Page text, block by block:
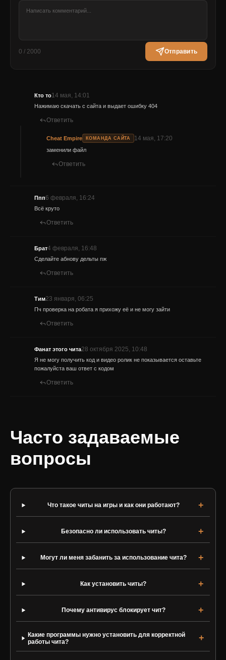
0 / 2000 Отправить
Кто то14 мая, 14:01
Нажимаю скачать с сайта и выдает ошибку 404
Ответить
Cheat Empire КОМАНДА САЙТА 14 мая, 17:20
заменили файл
Ответить
Ппп6 февраля, 16:24
Всё круто
Ответить
Брат4 февраля, 16:48
Сделайте абнову дельты пж
Ответить
Тим23 января, 06:25
Пч проверка на робата я прихожу её и не могу зайти
Ответить
Фанат этого чита28 октября 2025, 10:48
Я не могу получить код и видео ролик не показывается оставьте
пожалуйста ваш ответ с кодом
Ответить
Часто задаваемые
вопросы
Что такое читы на игры и как они работают?
Безопасно ли использовать читы?
Могут ли меня забанить за использование чита?
Как установить читы?
Почему антивирус блокирует чит?
Какие программы нужно установить для корректной
работы чита?